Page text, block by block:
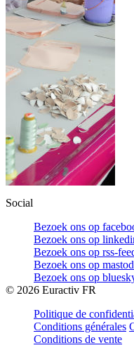
Social
Bezoek ons op
Bezoek ons op
Bezoek ons op rss-
Bezoek ons op
Bezoek ons op
© 2026 Euractiv FR
Politique de
Conditions générales
Conditions de vente